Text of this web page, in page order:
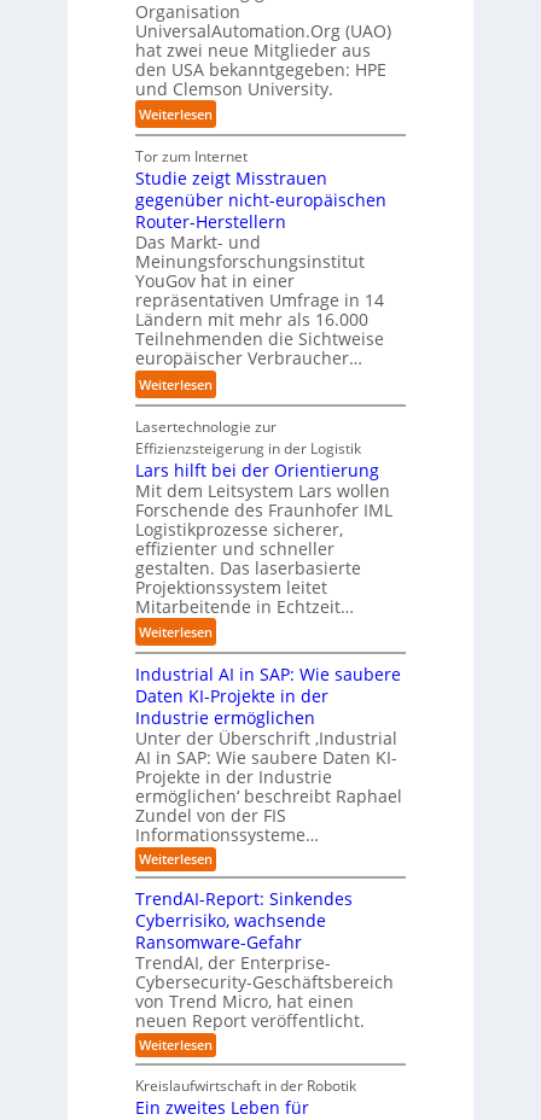
o
r
y
-
A
u
s
b
a
u
u
t
s
c
h
l
a
n
d
a
x
i
s
n
a
e
A
u
t
o
m
a
t
i
s
i
e
r
u
n
g
s
l
ö
s
u
n
g
e
n
t
a
u
f
d
i
e
Z
u
k
u
n
f
t
d
e
r
I
n
d
s
t
r
i
e
a
u
t
o
m
a
i
s
i
e
r
u
n
g
d
S
y
s
t
e
m
T
e
a
m
t
r
i
t
t
I
n
d
u
t
r
i
a
l
B
s
i
n
e
s
s
E
c
o
y
s
t
e
m
v
o
n
F
o
r
m
w
a
s
Organisation
UniversalAutomation.Org (UAO)
hat zwei neue Mitglieder aus
den USA bekanntgegeben: HPE
und Clemson University.
Weiterlesen:
U
n
i
v
e
r
s
a
l
A
u
t
o
m
a
t
i
o
n
.
O
g
w
ä
c
h
s
t
w
e
i
t
e
r
Tor zum Internet
Studie zeigt Misstrauen
gegenüber nicht-europäischen
Router-Herstellern
Das Markt- und
Meinungsforschungsinstitut
YouGov hat in einer
repräsentativen Umfrage in 14
Ländern mit mehr als 16.000
Teilnehmenden die Sichtweise
europäischer Verbraucher…
Weiterlesen:
S
t
u
d
i
e
z
e
g
t
M
i
s
s
r
a
u
e
n
g
e
g
e
n
ü
b
e
r
n
i
c
h
t
Lasertechnologie zur
Effizienzsteigerung in der Logistik
Lars hilft bei der Orientierung
Mit dem Leitsystem Lars wollen
Forschende des Fraunhofer IML
Logistikprozesse sicherer,
effizienter und schneller
gestalten. Das laserbasierte
Projektionssystem leitet
Mitarbeitende in Echtzeit…
Weiterlesen:
L
a
r
s
h
l
f
t
b
e
i
d
e
r
O
r
i
e
n
t
i
e
Industrial AI in SAP: Wie saubere
Daten KI-Projekte in der
Industrie ermöglichen
Unter der Überschrift ‚Industrial
AI in SAP: Wie saubere Daten KI-
Projekte in der Industrie
ermöglichen‘ beschreibt Raphael
Zundel von der FIS
Informationssysteme…
Weiterlesen:
I
n
d
u
s
t
r
i
a
l
A
I
n
S
TrendAI-Report: Sinkendes
Cyberrisiko, wachsende
Ransomware-Gefahr
TrendAI, der Enterprise-
Cybersecurity-Geschäftsbereich
von Trend Micro, hat einen
neuen Report veröffentlicht.
Weiterlesen:
T
e
n
Kreislaufwirtschaft in der Robotik
Ein zweites Leben für